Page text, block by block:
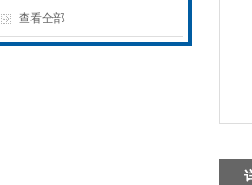
查看全部